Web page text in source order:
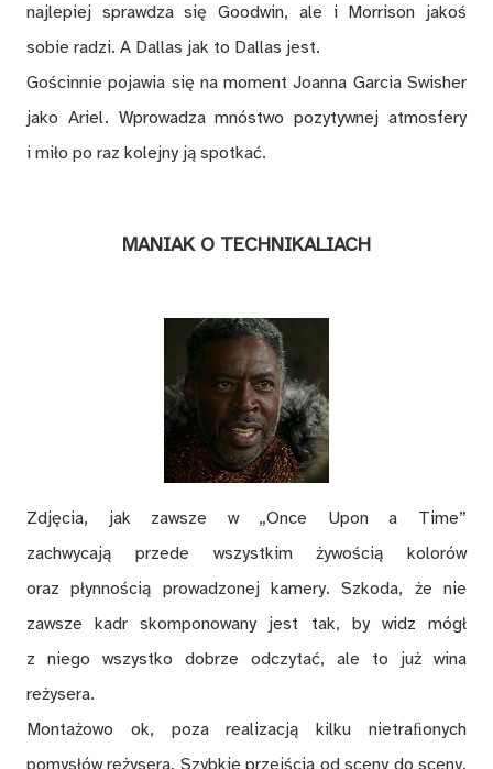
najlepiej sprawdza się Goodwin, ale i Morrison jakoś
sobie radzi. A Dallas jak to Dallas jest.
Gościnnie pojawia się na moment Joanna Garcia Swisher
jako Ariel. Wprowadza mnóstwo pozytywnej atmosfery
i miło po raz kolejny ją spotkać.
MANIAK O TECHNIKALIACH
Zdjęcia, jak zawsze w „Once Upon a Time”
zachwycają przede wszystkim żywością kolorów
oraz płynnością prowadzonej kamery. Szkoda, że nie
zawsze kadr skomponowany jest tak, by widz mógł
z niego wszystko dobrze odczytać, ale to już wina
reżysera.
Montażowo ok, poza realizacją kilku nietraﬁonych
pomysłów reżysera. Szybkie przejścia od sceny do sceny,